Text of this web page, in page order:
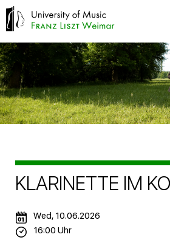
KLARINETTE IM
Wed, 10.06.2026
16:00 Uhr